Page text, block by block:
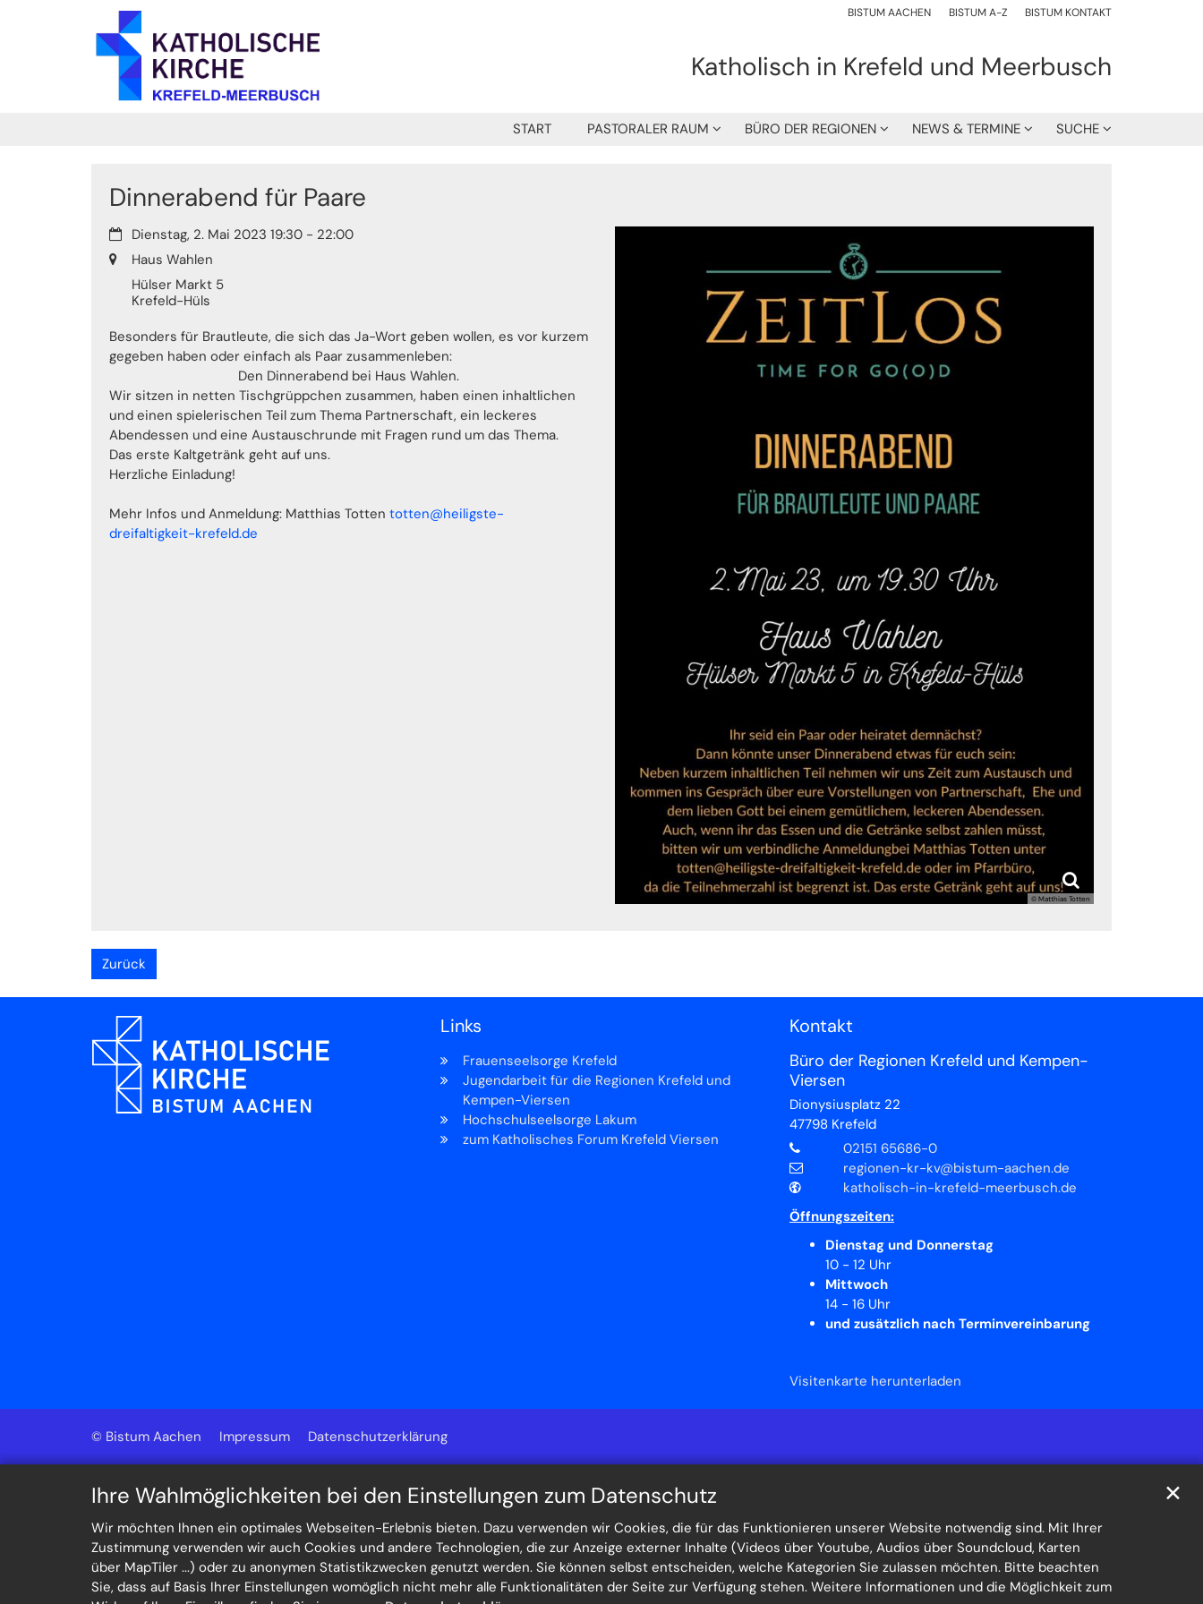
Ihre Wahlmöglichkeiten bei den Einstellungen zum Datenschutz
Wir möchten Ihnen ein optimales Webseiten-Erlebnis bieten. Dazu verwenden wir Cookies, die für das Funktionieren unserer Website notwendig sind. Mit Ihrer
Zustimmung verwenden wir auch Cookies und andere Technologien, die zur Anzeige externer Inhalte (Videos über Youtube, Audios über Soundcloud, Karten
über MapTiler ...) oder zu anonymen Statistikzwecken genutzt werden. Sie können selbst entscheiden, welche Kategorien Sie zulassen möchten. Bitte beachten
Sie, dass auf Basis Ihrer Einstellungen womöglich nicht mehr alle Funktionalitäten der Seite zur Verfügung stehen. Weitere Informationen und die Möglichkeit zum
✕
Zum Inhalt springen BISTUM AACHEN BISTUM A-Z BISTUM KONTAKT
Katholisch in Krefeld und Meerbusch
START PASTORALER RAUM BÜRO DER REGIONEN NEWS & TERMINE SUCHE
Dinnerabend für Paare
© Matthias Totten
Datum:Dienstag, 2. Mai 2023 19:30 - 22:00
Ort: Haus Wahlen
Hülser Markt 5
Krefeld-Hüls
Besonders für Brautleute, die sich das Ja-Wort geben wollen, es vor kurzem
gegeben haben oder einfach als Paar zusammenleben:
Den Dinnerabend bei Haus Wahlen.
Wir sitzen in netten Tischgrüppchen zusammen, haben einen inhaltlichen
und einen spielerischen Teil zum Thema Partnerschaft, ein leckeres
Abendessen und eine Austauschrunde mit Fragen rund um das Thema.
Das erste Kaltgetränk geht auf uns.
Herzliche Einladung!
Mehr Infos und Anmeldung: Matthias Totten totten@heiligste-
dreifaltigkeit-krefeld.de
Zurück
Links
Frauenseelsorge Krefeld
Jugendarbeit für die Regionen Krefeld und
Kempen-Viersen
Hochschulseelsorge Lakum
zum Katholisches Forum Krefeld Viersen
Kontakt
Büro der Regionen Krefeld und Kempen-
Viersen
Dionysiusplatz 22
47798 Krefeld
02151 65686-0
regionen-kr-kv@bistum-aachen.de
katholisch-in-krefeld-meerbusch.de
Öffnungszeiten:
Dienstag und Donnerstag
10 - 12 Uhr
Mittwoch
14 - 16 Uhr
und zusätzlich nach Terminvereinbarung
Visitenkarte herunterladen
© Bistum Aachen Impressum Datenschutzerklärung